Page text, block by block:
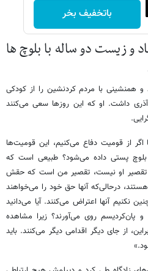
باتخفیف بخر
و زیست دو ساله با بلوچ ها
و همنشینی با مردم کردنشین را از کودکی
داشت. او که این روزها سعی می‌کنند
از قومیت دفاع می‌کنیم، این قومیت‌ها
بلوچ پستی داده می‌شود؟ طبیعی است که
تقصیر او نیست، تقصیر من است که حقش
هستند، درحالی‌که آنها حق خود را می‌خواهند
نکنیم آنها اعتراض می‌کنند. آیا می‌دانید
پان‌کردیسم روی می‌آورند؟ زیرا مشاهده
از جای دیگر اقدامی دیگر می‌کنند. باید